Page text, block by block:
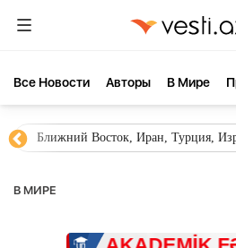
Все Новости Aвторы В Мире
Ближний Восток, Иран, Турция,
В МИРЕ